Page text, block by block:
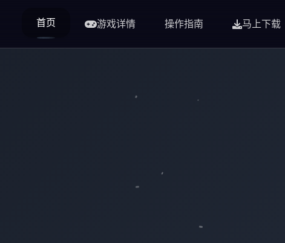
首页 游戏详情 操作指南 马上下载